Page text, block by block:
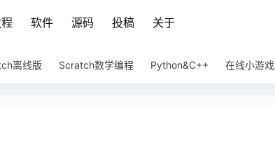
软件 源码 投稿 关于
离线版 Scratch数学编程 Python&C++ 在线小游戏